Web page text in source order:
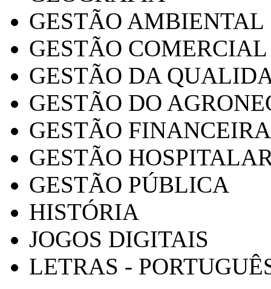
GESTÃO AMBIENTAL
GESTÃO COMERCIAL
GESTÃO DA
GESTÃO DO
GESTÃO FINANCEIRA
GESTÃO
GESTÃO PÚBLICA
HISTÓRIA
JOGOS DIGITAIS
LETRAS -